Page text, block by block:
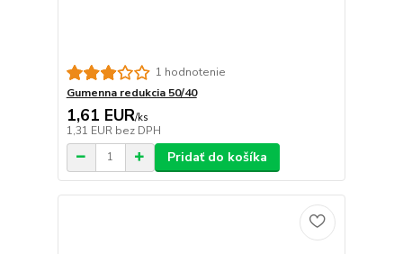
1 hodnotenie
Gumenna redukcia 50/40
1,61 EUR/ks
1,31 EUR bez DPH
Pridať do košíka